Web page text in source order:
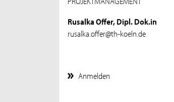
Rusalka Offer, Dipl. Dok.in
rusalka.offer@th-koeln.de
Anmelden